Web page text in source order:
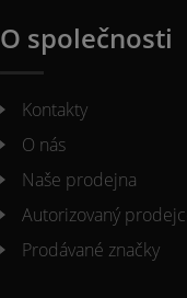
O společnosti
Kontakty
O nás
Naše prodejna
Autorizovaný
Prodávané značky